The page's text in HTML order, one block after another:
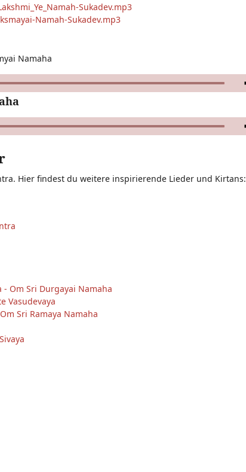
Sukadev.mp3
Namah-Sukadev.mp3
Namaha
Hier findest du weitere inspirierende Lieder und Kirtans:
Om Sri Durgayai Namaha
Vasudevaya
Sri Ramaya Namaha